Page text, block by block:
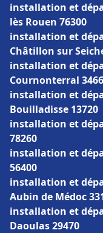
installation et
lès Rouen 76300
installation et
Châtillon sur
installation et
Cournonterral
installation et
Bouilladisse 13720
installation et
78260
installation et
56400
installation et
Aubin de Médoc
installation et
Daoulas 29470